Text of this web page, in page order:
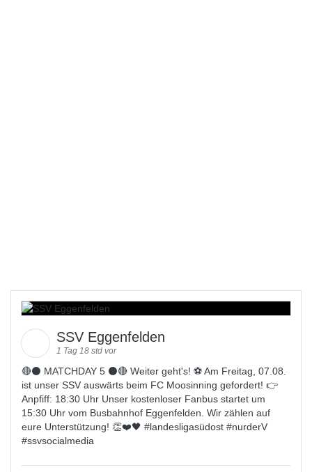
SSV Eggenfelden
1 Tag 18 std vor
🔴⚫️ MATCHDAY 5 ⚫️🔴 Weiter geht's! ⚽ Am Freitag, 07.08.
ist unser SSV auswärts beim FC Moosinning gefordert! 👉
Anpfiff: 18:30 Uhr Unser kostenloser Fanbus startet um
15:30 Uhr vom Busbahnhof Eggenfelden. Wir zählen auf
eure Unterstützung! 👏❤️🖤 #landesligasüdost #nurderV
#ssvsocialmedia